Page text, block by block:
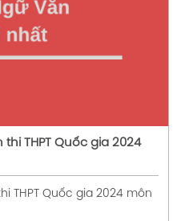
THPT Quốc gia 2024
THPT Quốc gia 2024 môn